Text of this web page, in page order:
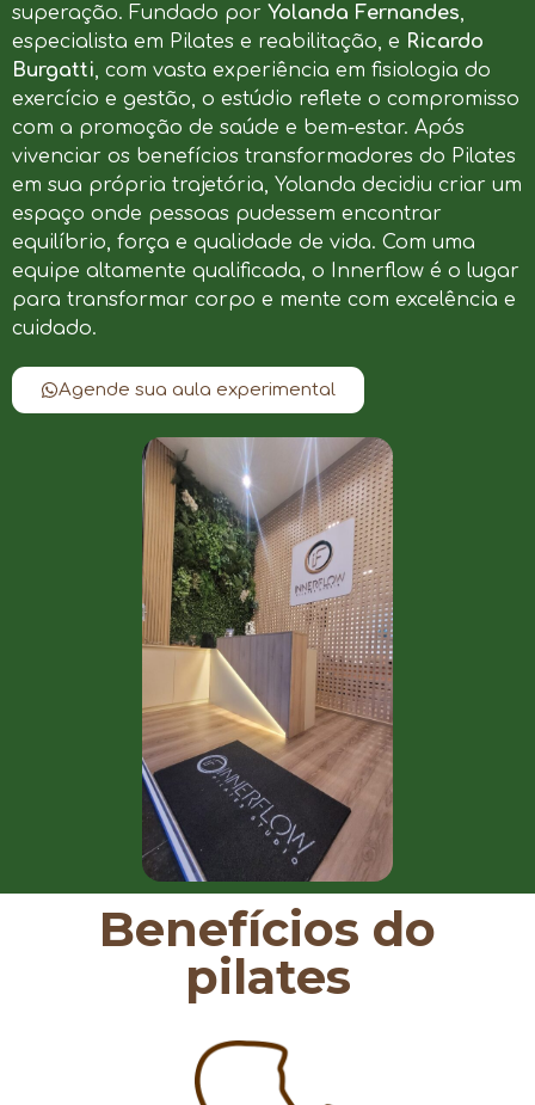
superação. Fundado por Yolanda Fernandes,
especialista em Pilates e reabilitação, e Ricardo
Burgatti, com vasta experiência em fisiologia do
exercício e gestão, o estúdio reflete o compromisso
com a promoção de saúde e bem-estar. Após
vivenciar os benefícios transformadores do Pilates
em sua própria trajetória, Yolanda decidiu criar um
espaço onde pessoas pudessem encontrar
equilíbrio, força e qualidade de vida. Com uma
equipe altamente qualificada, o Innerflow é o lugar
para transformar corpo e mente com excelência e
cuidado.
Agende sua aula experimental
Benefícios do
pilates